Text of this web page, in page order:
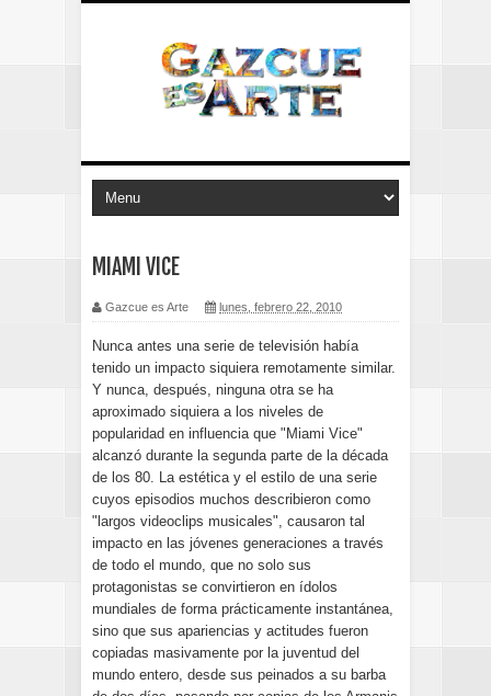
MIAMI VICE
Gazcue es Arte lunes, febrero 22, 2010
Nunca antes una serie de televisión había
tenido un impacto siquiera remotamente similar.
Y nunca, después, ninguna otra se ha
aproximado siquiera a los niveles de
popularidad en influencia que "Miami Vice"
alcanzó durante la segunda parte de la década
de los 80. La estética y el estilo de una serie
cuyos episodios muchos describieron como
"largos videoclips musicales", causaron tal
impacto en las jóvenes generaciones a través
de todo el mundo, que no solo sus
protagonistas se convirtieron en ídolos
mundiales de forma prácticamente instantánea,
sino que sus apariencias y actitudes fueron
copiadas masivamente por la juventud del
mundo entero, desde sus peinados a su barba